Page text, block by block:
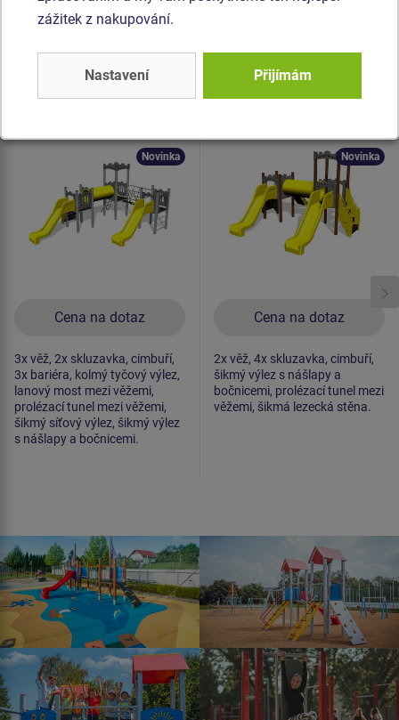
Produkt - UNH-3007K-10
celokovová
Cena na dotaz
Novinka
3x věž, 2x skluzavka, cimbuří,
3x bariéra, kolmý tyčový výlez,
lanový most mezi věžemi,
prolézací tunel mezi věžemi,
šikmý síťový výlez, šikmý výlez
s nášlapy a bočnicemi.
Produkt - UNH-2022K-10
celokovová
Cena na dotaz
Novinka
2x věž, 4x skluzavka, cimbuří,
šikmý výlez s nášlapy a
bočnicemi, prolézací tunel mezi
věžemi, šikmá lezecká stěna.
zážitek z nakupování.
Nastavení Přijímám